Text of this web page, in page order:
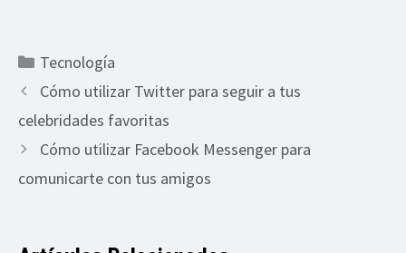
Categorías
Tecnología
Cómo utilizar Twitter para seguir a tus
celebridades favoritas
Cómo utilizar Facebook Messenger para
comunicarte con tus amigos